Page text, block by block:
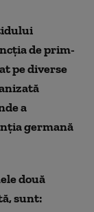
de prim-
pe diverse
a
germană
două
sunt: